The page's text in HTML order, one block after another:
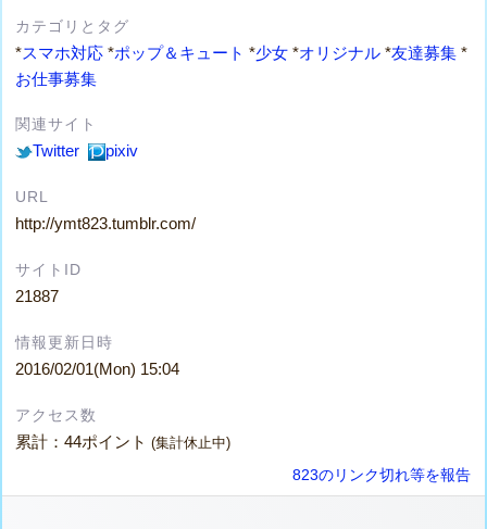
カテゴリとタグ
*スマホ対応 *ポップ＆キュート *少女 *オリジナル *友達募集 *
お仕事募集
関連サイト
Twitter pixiv
URL
http://ymt823.tumblr.com/
サイトID
21887
情報更新日時
2016/02/01(Mon) 15:04
アクセス数
累計：44ポイント(集計休止中)
823のリンク切れ等を報告